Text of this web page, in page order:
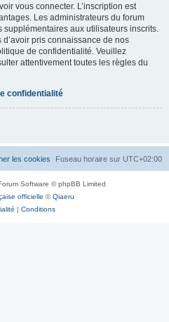
vous connecter. L’inscription est
Les administrateurs du forum
aux utilisateurs inscrits.
pris connaissance de nos
de confidentialité. Veuillez
attentivement toutes les règles du
confidentialité
Fuseau horaire sur UTC+02:00
les cookies
Software © phpBB Limited
officielle ©Qiaeru
| Conditions